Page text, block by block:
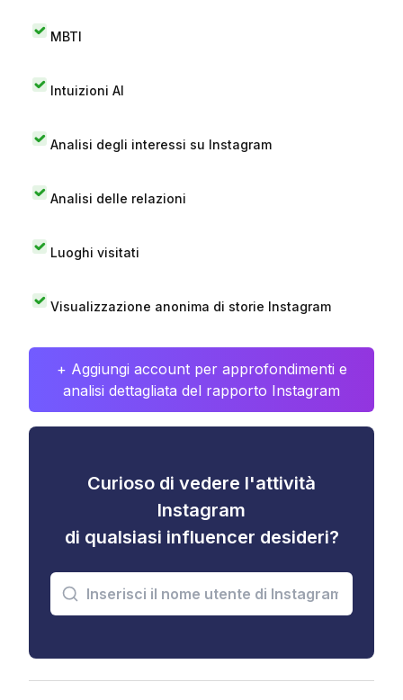
MBTI
Intuizioni AI
Analisi degli interessi su Instagram
Analisi delle relazioni
Luoghi visitati
Visualizzazione anonima di storie Instagram
+ Aggiungi account per approfondimenti e
analisi dettagliata del rapporto Instagram
Curioso di vedere l'attività
Instagram
di qualsiasi influencer desideri?